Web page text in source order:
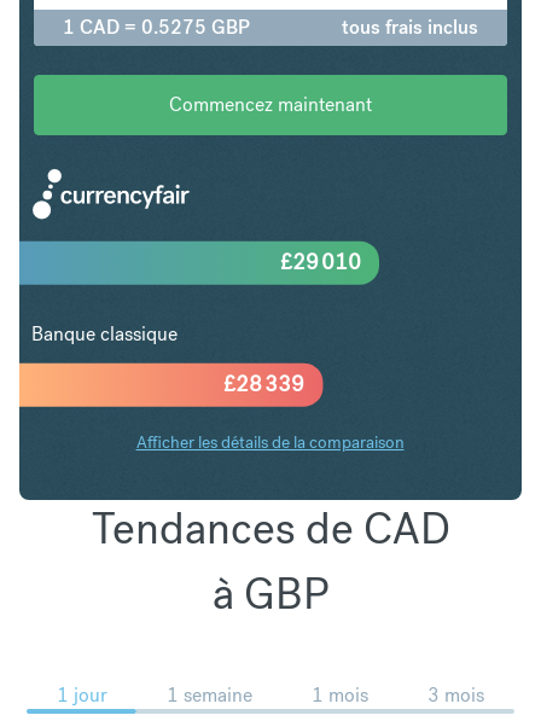
1 CAD = 0.5275 GBP tous frais inclus
Commencez maintenant
£28 339
£29 010
Banque classique
Afficher les détails de la comparaison
Tendances de CAD
à GBP
1 jour 1 semaine 1 mois 3 mois